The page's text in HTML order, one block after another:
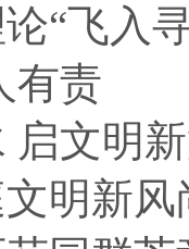
“飞入
有责
启文明
明新风